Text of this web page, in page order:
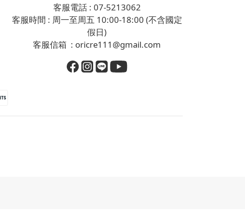
客服電話 : 07-5213062
客服時間 : 周一至周五 10:00-18:00 (不含國定
假日)
客服信箱 : oricre111@gmail.com